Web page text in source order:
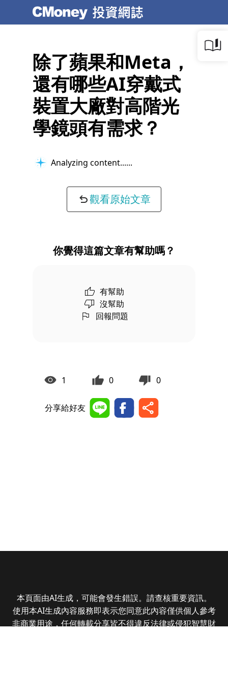
除了蘋果和Meta，
還有哪些AI穿戴式
裝置大廠對高階光
學鏡頭有需求？
Analyzing content...
觀看原始文章
你覺得這篇文章有幫助嗎？
有幫助
沒幫助
回報問題
1 0 0
分享給好友
本頁面由AI生成，可能會發生錯誤。請查核重要資訊。
使用本AI生成內容服務即表示您同意此內容僅供個人參考
非商業用途，任何轉載分享皆不得違反法律或侵犯智慧財